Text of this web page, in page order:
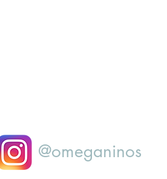
@omeganinos